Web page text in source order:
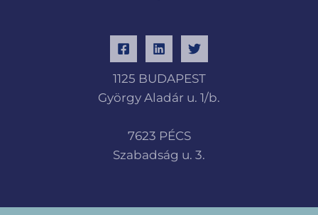
1125 BUDAPEST
György Aladár u. 1/b.
7623 PÉCS
Szabadság u. 3.